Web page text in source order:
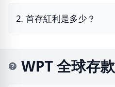
2. 首存紅利是多少？
WPT 全球存款